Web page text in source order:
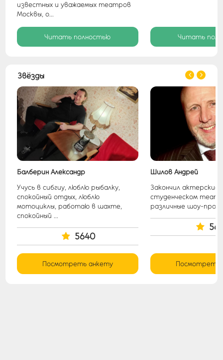
известных и уважаемых театров
Москвы, о...
Читать полностью Читать
Звёзды
Балберин Александр
Учусь в сибгиу, люблю рыбалку,
спокойный отдых, люблю
мотоциклы, работаю в шахте,
спокойный ...
5640
Посмотреть анкету
Шилов Андрей
Закончил актерские
студенческом
различные шоу-
Посмотреть